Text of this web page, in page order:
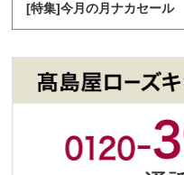
[特集]今月の月ナカセール